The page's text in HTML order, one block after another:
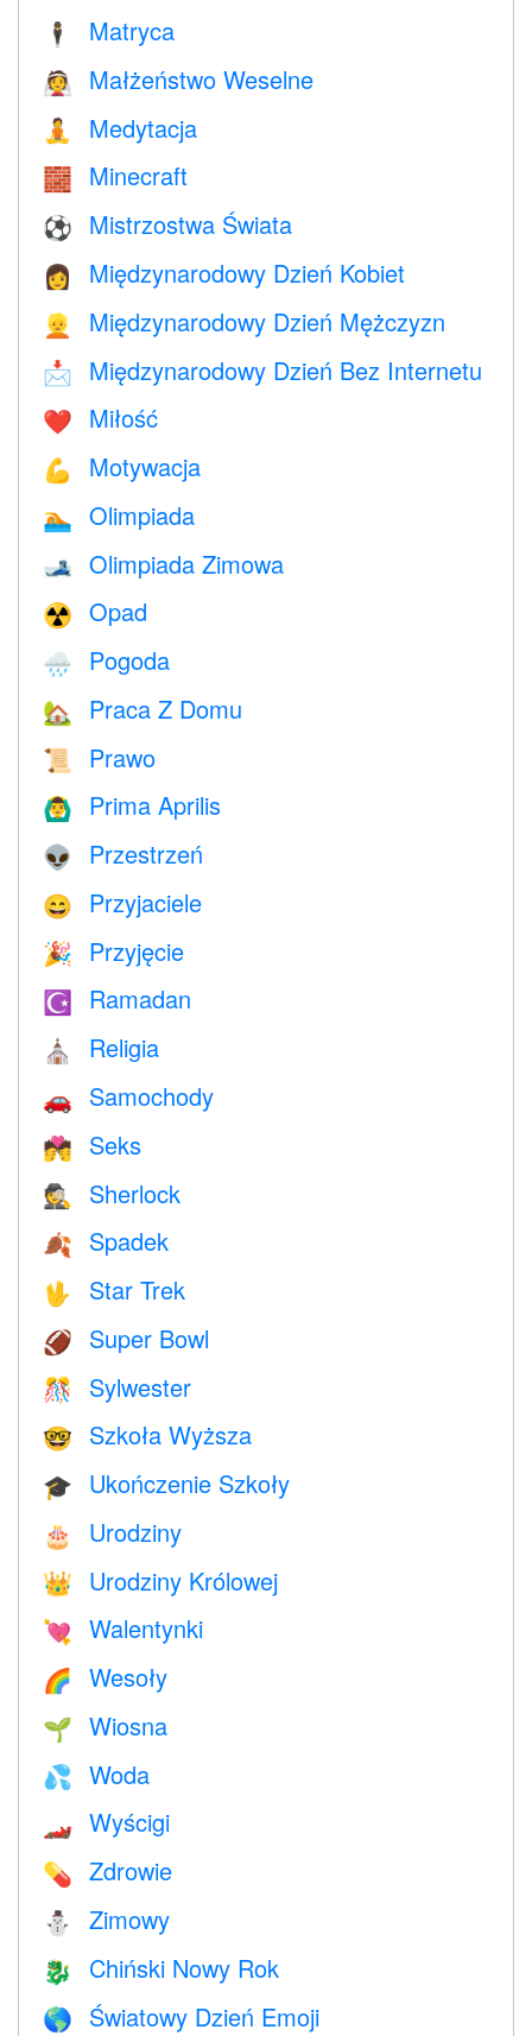
🕴️
Matryca
👰 Małżeństwo Weselne
🧘 Medytacja
🧱 Minecraft
⚽ Mistrzostwa Świata
👩 Międzynarodowy Dzień Kobiet
👱 Międzynarodowy Dzień Mężczyzn
📩 Międzynarodowy Dzień Bez Internetu
❤️️ Miłość
💪 Motywacja
🏊 Olimpiada
🎿 Olimpiada Zimowa
☢️ Opad
🌧 Pogoda
🏡 Praca Z Domu
📜 Prawo
🙆‍♂️ Prima Aprilis
👽 Przestrzeń
😄 Przyjaciele
🎉 Przyjęcie
☪️ Ramadan
⛪️ Religia
🚗 Samochody
💏 Seks
🕵️ Sherlock
🍂 Spadek
🖖 Star Trek
🏈 Super Bowl
🎊 Sylwester
🤓 Szkoła Wyższa
🎓 Ukończenie Szkoły
🎂 Urodziny
👑 Urodziny Królowej
💘 Walentynki
🌈 Wesoły
🌱 Wiosna
💦 Woda
🏎 Wyścigi
💊 Zdrowie
⛄ Zimowy
🐉 Chiński Nowy Rok
🌎 Światowy Dzień Emoji